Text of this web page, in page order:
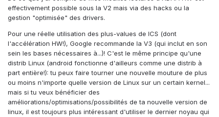
effectivement possible sous la V2 mais via des hacks ou la
gestion "optimisée" des drivers.
Pour une réelle utilisation des plus-values de ICS (dont
l'accélération HW!), Google recommande la V3 (qui inclut en son
sein les bases nécessaires à...)! C'est le même principe qu'une
distrib Linux (android fonctionne d'ailleurs comme une distrib à
part entière!): tu peux faire tourner une nouvelle mouture de plus
ou moins n'importe quelle version de Linux sur un certain kernel...
mais si tu veux bénéficier des
améliorations/optimisations/possibilités de ta nouvelle version de
linux, il est toujours plus intéressant d'utiliser le dernier noyau qui